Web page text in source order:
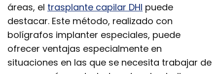
áreas, el trasplante capilar DHI puede
destacar. Este método, realizado con
bolígrafos implanter especiales, puede
ofrecer ventajas especialmente en
situaciones en las que se necesita trabajar de